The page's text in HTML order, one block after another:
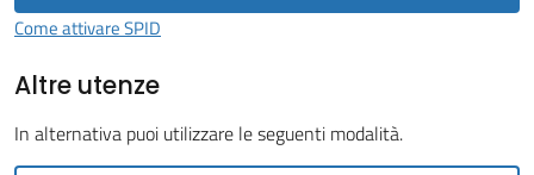
Amministrazione
Trasparente
Come attivare SPID
Altre utenze
In alternativa puoi utilizzare le seguenti modalità.